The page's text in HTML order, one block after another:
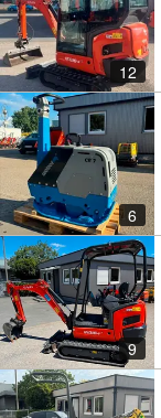
12
6
9